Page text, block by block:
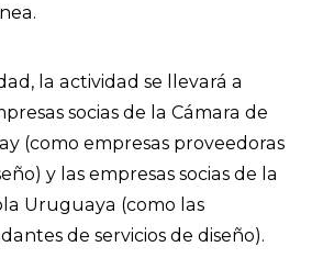
la actividad se llevará a
socias de la Cámara de
(como empresas proveedoras
y las empresas socias de la
Uruguaya (como las
de servicios de diseño).